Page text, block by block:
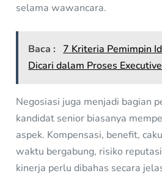
selama wawancara.
Baca :
7 Kriteria Pemimpin
Dicari dalam Proses
Negosiasi juga menjadi bagian
kandidat senior biasanya
aspek. Kompensasi, benefit,
waktu bergabung, risiko
kinerja perlu dibahas secara